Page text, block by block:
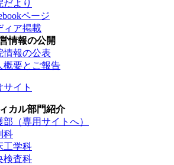
だより
ページ
ィア掲載
情報の公開
情報の公表
概要とご報告
サイト
カル部門紹介
部（専用サイトへ）
科
工学科
検査科